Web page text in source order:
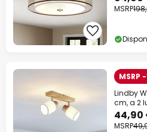
MSRP
MSRP
Lindby
cm, a 2
44,90
MSRP